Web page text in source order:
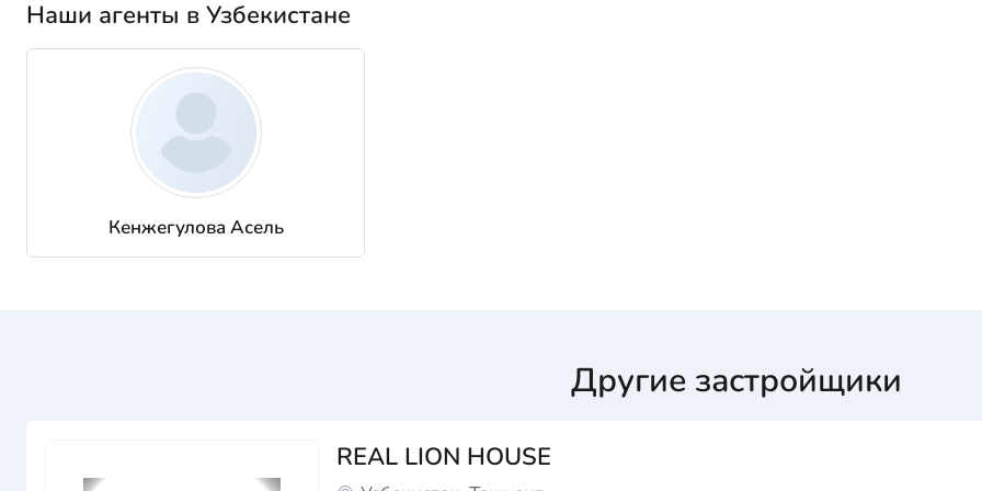
Наши агенты в Узбекистане
Кенжегулова Асель
Другие застройщики
REAL LION HOUSE